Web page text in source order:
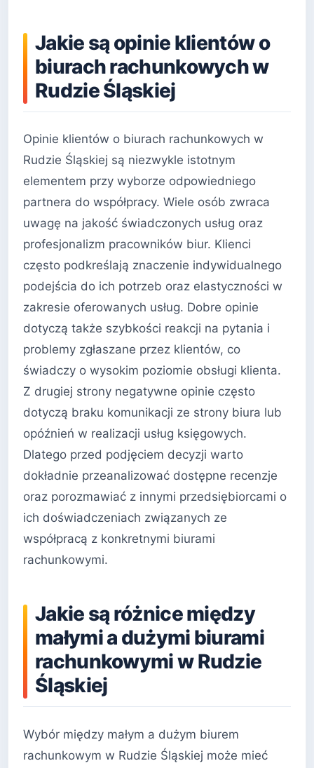
Jakie są opinie klientów o
biurach rachunkowych w
Rudzie Śląskiej
Opinie klientów o biurach rachunkowych w
Rudzie Śląskiej są niezwykle istotnym
elementem przy wyborze odpowiedniego
partnera do współpracy. Wiele osób zwraca
uwagę na jakość świadczonych usług oraz
profesjonalizm pracowników biur. Klienci
często podkreślają znaczenie indywidualnego
podejścia do ich potrzeb oraz elastyczności w
zakresie oferowanych usług. Dobre opinie
dotyczą także szybkości reakcji na pytania i
problemy zgłaszane przez klientów, co
świadczy o wysokim poziomie obsługi klienta.
Z drugiej strony negatywne opinie często
dotyczą braku komunikacji ze strony biura lub
opóźnień w realizacji usług księgowych.
Dlatego przed podjęciem decyzji warto
dokładnie przeanalizować dostępne recenzje
oraz porozmawiać z innymi przedsiębiorcami o
ich doświadczeniach związanych ze
współpracą z konkretnymi biurami
rachunkowymi.
Jakie są różnice między
małymi a dużymi biurami
rachunkowymi w Rudzie
Śląskiej
Wybór między małym a dużym biurem
rachunkowym w Rudzie Śląskiej może mieć